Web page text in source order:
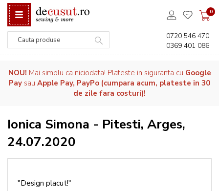
0
0720 546 470
0369 401 086
NOU! Mai simplu ca niciodata! Plateste in siguranta cu Google
Pay sau Apple Pay, PayPo (cumpara acum, plateste in 30
de zile fara costuri)!
Ionica Simona - Pitesti, Arges,
24.07.2020
"Design placut!"